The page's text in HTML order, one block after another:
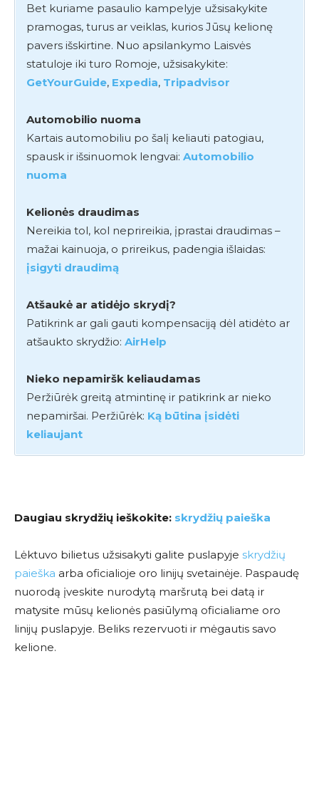
Bet kuriame pasaulio kampelyje užsisakykite
pramogas, turus ar veiklas, kurios Jūsų kelionę
pavers išskirtine. Nuo apsilankymo Laisvės
statuloje iki turo Romoje, užsisakykite:
GetYourGuide, Expedia, Tripadvisor
Automobilio nuoma
Kartais automobiliu po šalį keliauti patogiau,
spausk ir išsinuomok lengvai: Automobilio
nuoma
Kelionės draudimas
Nereikia tol, kol neprireikia, įprastai draudimas –
mažai kainuoja, o prireikus, padengia išlaidas:
įsigyti draudimą
Atšaukė ar atidėjo skrydį?
Patikrink ar gali gauti kompensaciją dėl atidėto ar
atšaukto skrydžio: AirHelp
Nieko nepamiršk keliaudamas
Peržiūrėk greitą atmintinę ir patikrink ar nieko
nepamiršai. Peržiūrėk: Ką būtina įsidėti
keliaujant
Daugiau skrydžių ieškokite: skrydžių paieška
Lėktuvo bilietus užsisakyti galite puslapyje skrydžių
paieška arba oficialioje oro linijų svetainėje. Paspaudę
nuorodą įveskite nurodytą maršrutą bei datą ir
matysite mūsų kelionės pasiūlymą oficialiame oro
linijų puslapyje. Beliks rezervuoti ir mėgautis savo
kelione.